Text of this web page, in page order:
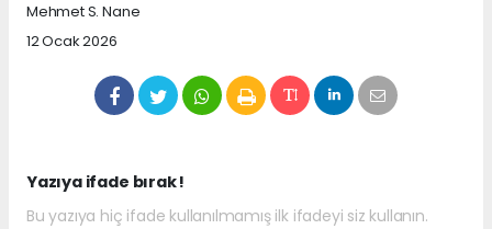
Mehmet S. Nane
12 Ocak 2026
Yazıya ifade bırak !
Bu yazıya hiç ifade kullanılmamış ilk ifadeyi siz kullanın.